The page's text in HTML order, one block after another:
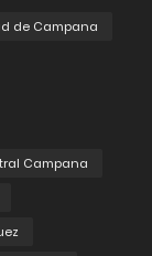
de Campana
Campana